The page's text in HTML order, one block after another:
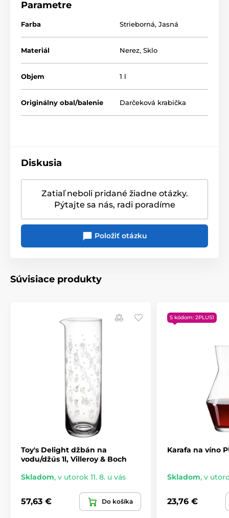
výlevke zostanú väčšie kúsky ovocia vo vysokokvalitnej
tiež uľahčuje plnenie nápojov a prísad. Karafa sa
vďaka odnímateľnej výlevke ľahko čistí a jevhodná do
umývačky riadu
Materiál:
sklo, silikón, nerezová oceľ
Parametre
Farba Strieborná, Jasná
Materiál Nerez, Sklo
Objem 1 l
Originálny obal/balenie Darčeková krabička
Diskusia
Zatiaľ neboli pridané žiadne otázky.
Pýtajte sa nás, radi poradíme
Položiť otázku
Súvisiace produkty
Toy's Delight džbán na
vodu/džús 1l, Villeroy & Boch
Skladom, v utorok 11. 8. u vás
57,63 € Do košíka
S kódom: 2PLUS1
Karafa na víno
Skladom, v
23,76 €